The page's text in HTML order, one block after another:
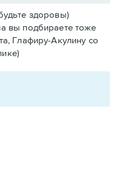
здоровы)
вы подбираете тоже
Глафиру-Акулину со